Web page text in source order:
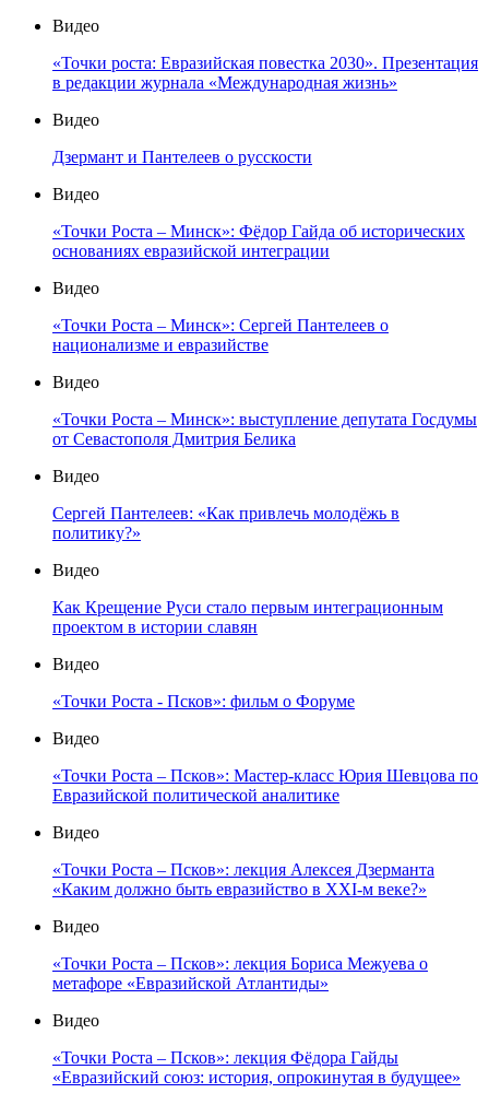
Видео
«Точки роста: Евразийская повестка 2030». Презентация
в редакции журнала «Международная жизнь»
Видео
Дзермант и Пантелеев о русскости
Видео
«Точки Роста – Минск»: Фёдор Гайда об исторических
основаниях евразийской интеграции
Видео
«Точки Роста – Минск»: Сергей Пантелеев о
национализме и евразийстве
Видео
«Точки Роста – Минск»: выступление депутата Госдумы
от Севастополя Дмитрия Белика
Видео
Сергей Пантелеев: «Как привлечь молодёжь в
политику?»
Видео
Как Крещение Руси стало первым интеграционным
проектом в истории славян
Видео
«Точки Роста - Псков»: фильм о Форуме
Видео
«Точки Роста – Псков»: Мастер-класс Юрия Шевцова по
Евразийской политической аналитике
Видео
«Точки Роста – Псков»: лекция Алексея Дзерманта
«Каким должно быть евразийство в XXI-м веке?»
Видео
«Точки Роста – Псков»: лекция Бориса Межуева о
метафоре «Евразийской Атлантиды»
Видео
«Точки Роста – Псков»: лекция Фёдора Гайды
«Евразийский союз: история, опрокинутая в будущее»